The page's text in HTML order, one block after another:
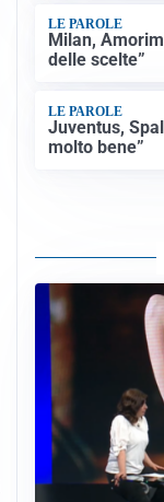
LE PAROLE
Milan,
delle scelte”
LE PAROLE
Juventus,
molto bene”